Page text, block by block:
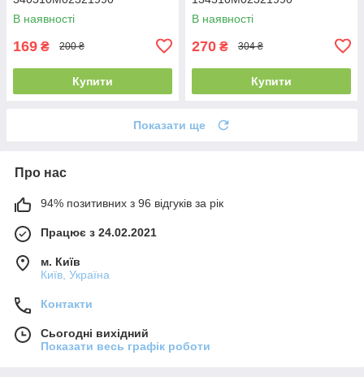
BORMIOLI ROCCO
В наявності
169 ₴ 200 ₴
Купити
BORMIOLI ROCCO
В наявності
270 ₴ 304 ₴
Купити
Показати ще
Про нас
94% позитивних з 96 відгуків за рік
Працює з 24.02.2021
м. Київ
Київ, Україна
Контакти
Сьогодні вихідний
Показати весь графік роботи